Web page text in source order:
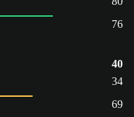
76
40
34
69